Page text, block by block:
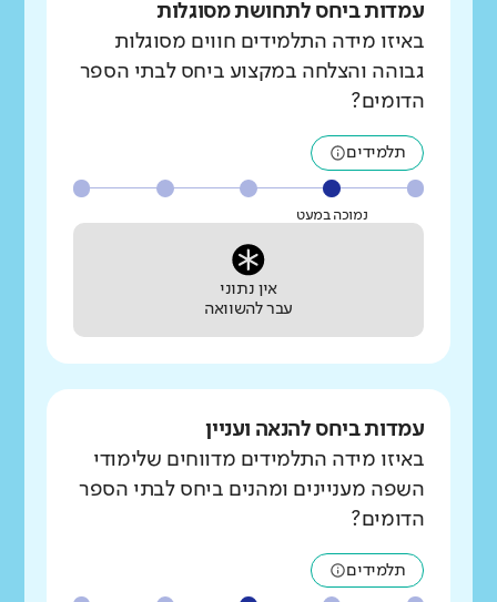
עמדות ביחס לתחושת מסוגלות
באיזו מידה התלמידים חווים מסוגלות
גבוהה והצלחה במקצוע ביחס לבתי הספר
הדומים?
תלמידים
נמוכה במעט
אין נתוני
עבר להשוואה
עמדות ביחס להנאה ועניין
באיזו מידה התלמידים מדווחים שלימודי
השפה מעניינים ומהנים ביחס לבתי הספר
הדומים?
תלמידים